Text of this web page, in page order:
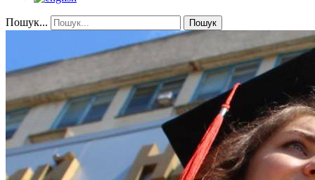
Пошук... Пошук